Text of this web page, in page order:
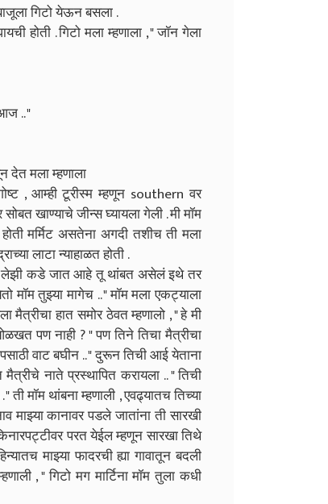
गिटो येऊन बसला .
होती . गिटो मला म्हणाला , " जॉन गेला
.. "
देत मला म्हणाला
, आम्ही टूरीस्म म्हणून southern वर
खाण्याचे जीन्स घ्यायला गेली . मी मॉम
मर्मिट असतेना अगदी तशीच ती मला
लाटा न्याहाळत होती .
मी लेझी कडे जात आहे तू थांबत असेलं इथे तर
मॉम तुझ्या मागेच .. " मॉम मला एकट्याला
हात समोर ठेवत म्हणालो , " हे मी
पण नाही ? " पण तिने तिचा मैत्रीचा
वाट बघीन .. " दुरून तिची आई येताना
नाते प्रस्थापित करायला .. " तिची
मॉम थांबना म्हणाली , एवढ्यातच तिच्या
माझ्या कानावर पडले जातांना ती सारखी
परत येईल म्हणून सारखा तिथे
माझ्या फादरची ह्या गावातून बदली
, " गिटो मग मार्टिना मॉम तुला कधी